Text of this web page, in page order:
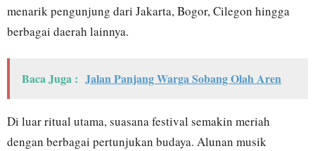
menarik pengunjung dari Jakarta, Bogor, Cilegon hingga
berbagai daerah lainnya.
Baca Juga : Jalan Panjang Warga Sobang Olah Aren
Di luar ritual utama, suasana festival semakin meriah
dengan berbagai pertunjukan budaya. Alunan musik